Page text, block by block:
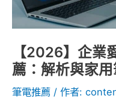
【2026】企業
薦：解析與家
筆電推薦 / 作者:
商
務
筆
電
推